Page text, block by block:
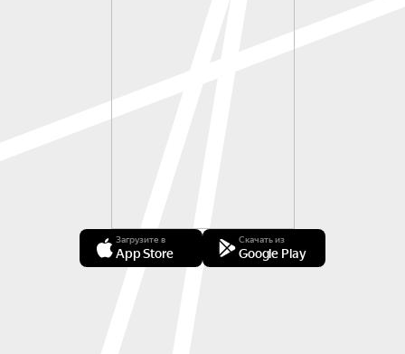
Загрузите в
App Store
Скачать из
Google Play